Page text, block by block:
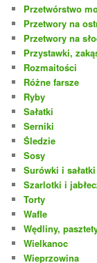
Przetwórstwo
Przetwory na
Przetwory na
Przystawki,
Rozmaitości
Różne farsze
Ryby
Sałatki
Serniki
Śledzie
Sosy
Surówki i
Szarlotki i
Torty
Wafle
Wędliny,
Wielkanoc
Wieprzowina